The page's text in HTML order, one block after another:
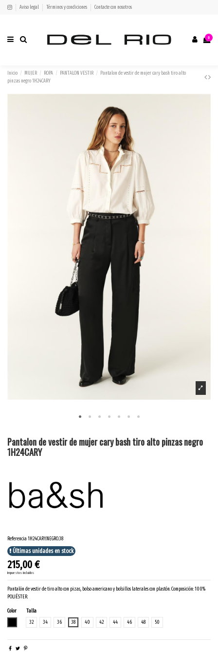
Aviso legal Términos y condiciones Contacte con nosotros
0
Inicio MUJER ROPA PANTALON VESTIR
Pantalon de vestir de mujer cary bash tiro alto
pinzas negro 1H24CARY
Pantalon de vestir de mujer cary bash tiro alto pinzas negro
1H24CARY
Referencia1H24CARY.NEGRO.38
Últimas unidades en stock
215,00 €
Impuestos incluidos
Pantalón de vestir de tiro alto con pizas, bolso americano y bolsillos laterales con plastón. Composición: 100%
POLIÉSTER.
Color
Talla
32
34 36 38 40 42 44 46 48 50